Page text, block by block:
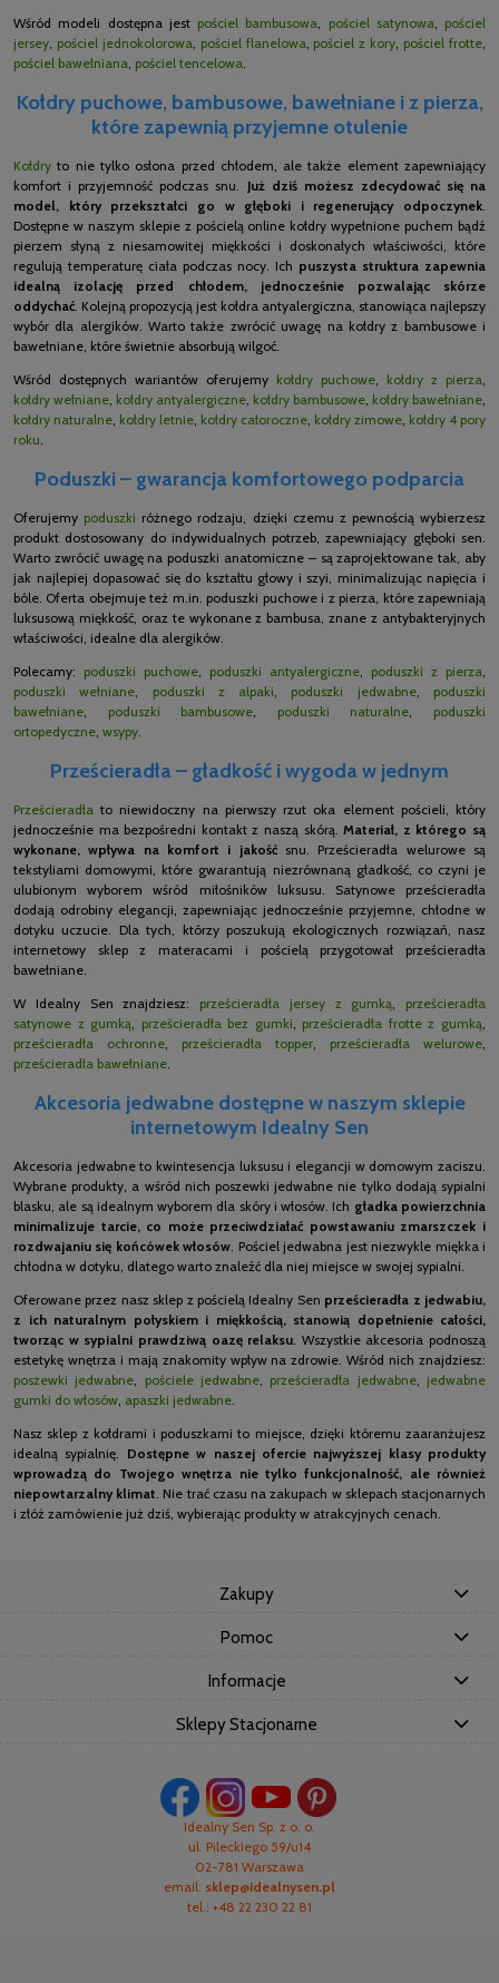
Wśród modeli dostępna jest pościel bambusowa, pościel satynowa, pościel
jersey, pościel jednokolorowa, pościel flanelowa, pościel z kory, pościel frotte,
pościel bawełniana, pościel tencelowa.
Kołdry puchowe, bambusowe, bawełniane i z pierza,
które zapewnią przyjemne otulenie
Kołdry to nie tylko osłona przed chłodem, ale także element zapewniający
komfort i przyjemność podczas snu. Już dziś możesz zdecydować się na
model, który przekształci go w głęboki i regenerujący odpoczynek.
Dostępne w naszym sklepie z pościelą online kołdry wypełnione puchem bądź
pierzem słyną z niesamowitej miękkości i doskonałych właściwości, które
regulują temperaturę ciała podczas nocy. Ich puszysta struktura zapewnia
idealną izolację przed chłodem, jednocześnie pozwalając skórze
oddychać. Kolejną propozycją jest kołdra antyalergiczna, stanowiąca najlepszy
wybór dla alergików. Warto także zwrócić uwagę na kołdry z bambusowe i
bawełniane, które świetnie absorbują wilgoć.
Wśród dostępnych wariantów oferujemy kołdry puchowe, kołdry z pierza,
kołdry wełniane, kołdry antyalergiczne, kołdry bambusowe, kołdry bawełniane,
kołdry naturalne, kołdry letnie, kołdry całoroczne, kołdry zimowe, kołdry 4 pory
roku.
Poduszki – gwarancja komfortowego podparcia
Oferujemy poduszki różnego rodzaju, dzięki czemu z pewnością wybierzesz
produkt dostosowany do indywidualnych potrzeb, zapewniający głęboki sen.
Warto zwrócić uwagę na poduszki anatomiczne – są zaprojektowane tak, aby
jak najlepiej dopasować się do kształtu głowy i szyi, minimalizując napięcia i
bóle. Oferta obejmuje też m.in. poduszki puchowe i z pierza, które zapewniają
luksusową miękkość, oraz te wykonane z bambusa, znane z antybakteryjnych
właściwości, idealne dla alergików.
Polecamy: poduszki puchowe poduszki antyalergiczne poduszki z pierza
poduszki wełniane
poduszki z alpaki poduszki jedwabne, poduszki
bawełniane
poduszki bambusowe poduszki naturalne
poduszki
ortopedyczne wsypy
Prześcieradła – gładkość i wygoda w jednym
Prześcieradła to niewidoczny na pierwszy rzut oka element pościeli, który
jednocześnie ma bezpośredni kontakt z naszą skórą.Materiał, z którego są
wykonane, wpływa na komfort i jakośćsnu. Prześcieradła welurowe są
tekstyliami domowymi, które gwarantują niezrównaną gładkość, co czyni je
ulubionym wyborem wśród miłośników luksusu. Satynowe prześcieradła
dodają odrobiny elegancji, zapewniając jednocześnie przyjemne, chłodne w
dotyku uczucie. Dla tych, którzy poszukują ekologicznych rozwiązań, nasz
internetowy sklep z materacami i pościelą przygotował prześcieradła
bawełniane.
W Idealny Sen znajdziesz: prześcieradła jersey z gumką
prześcieradła
satynowe z gumką
prześcieradła bez gumki prześcieradła frotte z gumką
prześcieradła ochronne
prześcieradła topper prześcieradła welurowe
prześcieradła bawełniane
Akcesoria jedwabne dostępne w naszym sklepie
internetowym Idealny Sen
Akcesoria jedwabne to kwintesencja luksusu i elegancji w domowym zaciszu.
Wybrane produkty, a wśród nich poszewki jedwabne nie tylko dodają sypialni
blasku, ale są idealnym wyborem dla skóry i włosów. Ich gładka powierzchnia
minimalizuje tarcie, co może przeciwdziałać powstawaniu zmarszczek i
rozdwajaniu się końcówek włosów . Pościel jedwabna jest niezwykle miękka i
chłodna w dotyku, dlatego warto znaleźć dla niej miejsce w swojej sypialni.
Oferowane przez nasz sklep z pościelą Idealny Sen prześcieradła z jedwabiu,
z ich naturalnym połyskiem i miękkością, stanowią dopełnienie całości,
tworząc w sypialni prawdziwą oazę relaksu . Wszystkie akcesoria podnoszą
estetykę wnętrza i mają znakomity wpływ na zdrowie. Wśród nich znajdziesz:
poszewki jedwabne
pościele jedwabne prześcieradła jedwabne, jedwabne
gumki do włosów apaszki jedwabne
Nasz sklep z kołdrami i poduszkami to miejsce, dzięki któremu zaaranżujesz
idealną sypialnię. Dostępne w naszej ofercie najwyższej klasy produkty
wprowadzą do Twojego wnętrza nie tylko funkcjonalność, ale również
niepowtarzalny klimat . Nie trać czasu na zakupach w sklepach stacjonarnych
i złóż zamówienie już dziś, wybierając produkty w atrakcyjnych cenach.
Zakupy
Pomoc
Informacje
Sklepy Stacjonarne
Idealny Sen Sp. z o. o.
ul. Pileckiego 59/u14
02-781 Warszawa
email: sklep@idealnysen.pl
tel.: +48 22 230 22 81